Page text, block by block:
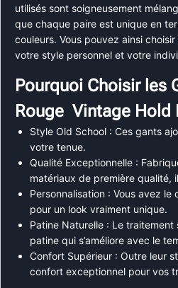
utilisés sont soigneusement
que chaque paire est unique en
couleurs. Vous pouvez ainsi
votre style personnel et votre
Pourquoi Choisir les
Rouge Vintage Hold
Style Old School : Ces gants
votre tenue.
Qualité Exceptionnelle :
matériaux de première qualité,
Personnalisation : Vous avez le
pour un look vraiment unique.
Patine Naturelle : Le traitement
patine qui s’améliore avec le
Confort Supérieur : Outre leur
confort exceptionnel pour vos